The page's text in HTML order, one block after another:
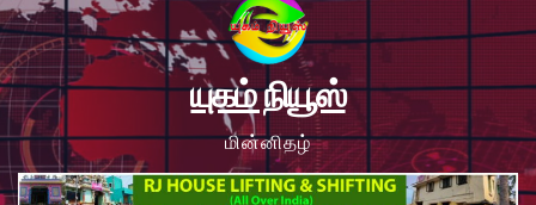
யுகம் நியூஸ்
மின்னிதழ்